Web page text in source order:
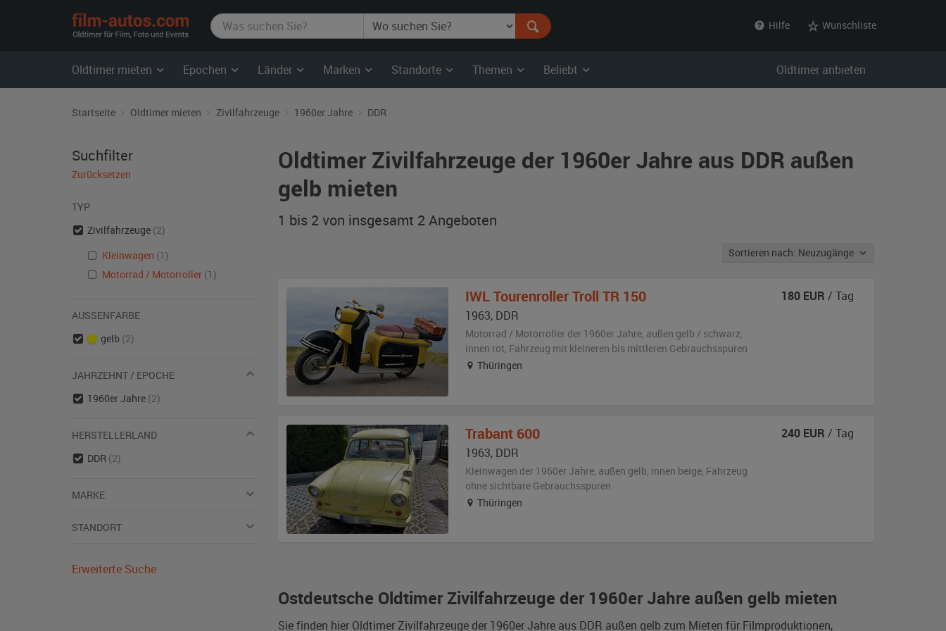
film-
autos.com
Hilfe Wunschliste
Oldtimer mieten Epochen Länder Marken Standorte Themen Beliebt Oldtimer anbieten
Startseite Oldtimer mieten Zivilfahrzeuge 1960er Jahre DDR
Oldtimer Zivilfahrzeuge der 1960er Jahre aus DDR außen
gelb mieten
1 bis 2 von insgesamt 2Angeboten
Sortieren nach: Neuzugänge
Ostdeutsche Oldtimer Zivilfahrzeuge der 1960er Jahre außen gelb mieten
Sie finden hier Oldtimer Zivilfahrzeuge der 1960er Jahre aus DDR außen gelb zum Mieten für Filmproduktionen,
IWL Tourenroller Troll TR 150
1963, DDR
Motorrad / Motorroller der 1960er Jahre, außen gelb / schwarz,
innen rot, Fahrzeug mit kleineren bis mittleren Gebrauchsspuren
Thüringen
180 EUR / Tag
Trabant 600
1963, DDR
Kleinwagen der 1960er Jahre, außen gelb, innen beige, Fahrzeug
ohne sichtbare Gebrauchsspuren
Thüringen
240 EUR / Tag
Suchfilter
Zurücksetzen
TYP
Zivilfahrzeuge (2)
Kleinwagen (1)
Motorrad / Motorroller (1)
AUSSENFARBE
gelb (2)
JAHRZEHNT / EPOCHE
1960er Jahre (2)
HERSTELLERLAND
DDR (2)
MARKE
STANDORT
Erweiterte Suche